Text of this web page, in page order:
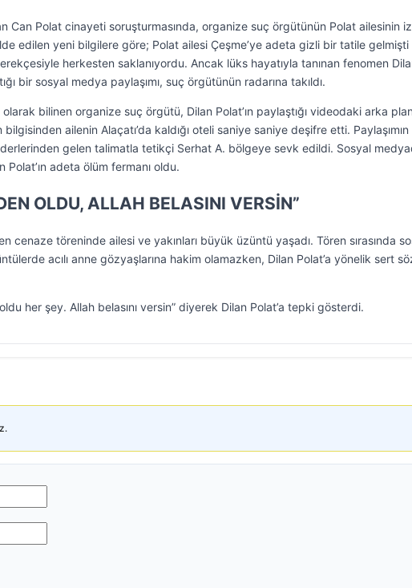
Can Polat cinayeti soruşturmasında, organize suç örgütünün Polat ailesinin
edilen yeni bilgilere göre; Polat ailesi Çeşme’ye adeta gizli bir tatile gelmişti
herkesten saklanıyordu. Ancak lüks hayatıyla tanınan fenomen
bir sosyal medya paylaşımı, suç örgütünün radarına takıldı.
olarak bilinen organize suç örgütü, Dilan Polat’ın paylaştığı videodaki arka plan
ailenin Alaçatı’da kaldığı oteli saniye saniye deşifre etti. Paylaşımın
gelen talimatla tetikçi Serhat A. bölgeye sevk edildi. Sosyal
adeta ölüm fermanı oldu.
OLDU, ALLAH BELASINI VERSİN”
cenaze töreninde ailesi ve yakınları büyük üzüntü yaşadı. Tören sırasında
acılı anne gözyaşlarına hakim olamazken, Dilan Polat’a yönelik sert
her şey. Allah belasını versin” diyerek Dilan Polat’a tepki gösterdi.